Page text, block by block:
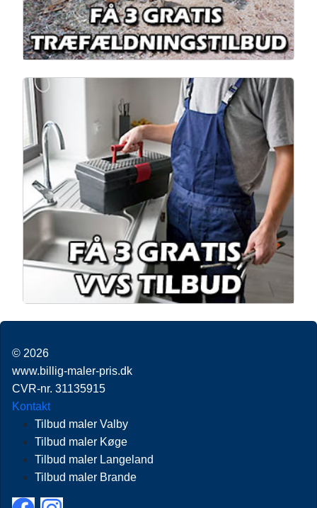
© 2026
www.billig-maler-pris.dk
CVR-nr. 31135915
Kontakt
Tilbud maler Valby
Tilbud maler Køge
Tilbud maler Langeland
Tilbud maler Brande